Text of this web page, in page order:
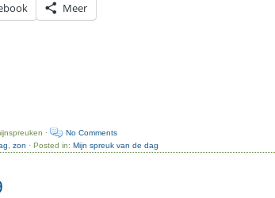
Meer
·
No Comments
,zon · Posted in:Mijn spreuk van de dag